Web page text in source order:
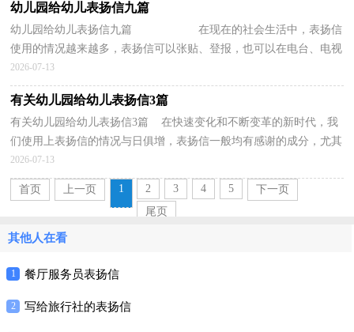
幼儿园给幼儿表扬信九篇
幼儿园给幼儿表扬信九篇 在现在的社会生活中，表扬信
使用的情况越来越多，表扬信可以张贴、登报，也可以在电台、电视
台播放。怎么写表扬信才能避免踩雷呢？下...
2026-07-13
有关幼儿园给幼儿表扬信3篇
有关幼儿园给幼儿表扬信3篇 在快速变化和不断变革的新时代，我
们使用上表扬信的情况与日俱增，表扬信一般均有感谢的成分，尤其
是表扬的事迹同写信人有关时，更要在表扬信中表达...
2026-07-13
首页 上一页 1 2 3 4 5
下一页
尾页
其他人在看
1 餐厅服务员表扬信
2 写给旅行社的表扬信